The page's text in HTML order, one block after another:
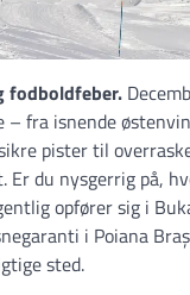
fodboldfeber.
– fra isnende
pister til
Er du nysgerrig på,
opfører sig i
i Poiana
sted.